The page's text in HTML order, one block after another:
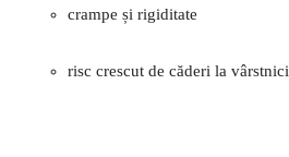
crampe și rigiditate
risc crescut de căderi la vârstnici